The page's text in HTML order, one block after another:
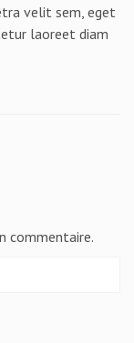
velit sem, eget
laoreet diam
commentaire.